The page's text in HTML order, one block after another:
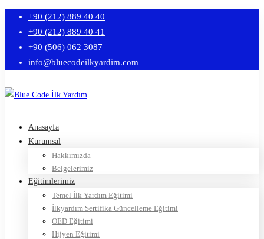
+90 (212) 889 40 40
+90 (212) 889 40 41
+90 (506) 062 3087
info@bluecodeilkyardim.com
Anasayfa
Kurumsal
Hakkımızda
Belgelerimiz
Eğitimlerimiz
Temel İlk Yardım Eğitimi
İlkyardım Sertifika Güncelleme Eğitimi
OED Eğitimi
Hijyen Eğitimi